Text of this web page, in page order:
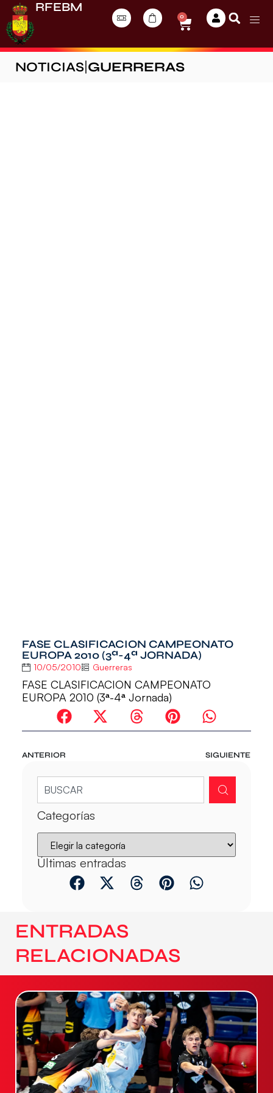
RFEBM
0
NOTICIAS GUERRERAS
FASE CLASIFICACION CAMPEONATO
EUROPA 2010 (3ª-4ª JORNADA)
10/05/2010 Guerreras
FASE CLASIFICACION CAMPEONATO
EUROPA 2010 (3ª-4ª Jornada)
ANTERIOR SIGUIENTE
Categorías
Últimas entradas
ENTRADAS
RELACIONADAS